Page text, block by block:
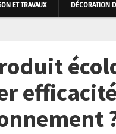
ET TRAVAUX DÉCORATION